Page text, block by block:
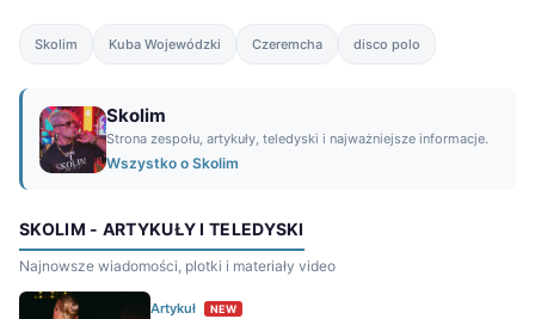
Skolim Kuba Wojewódzki Czeremcha disco polo
Skolim
Strona zespołu, artykuły, teledyski i najważniejsze informacje.
Wszystko o Skolim
SKOLIM - ARTYKUŁY I TELEDYSKI
Najnowsze wiadomości, plotki i materiały video
Artykuł NEW